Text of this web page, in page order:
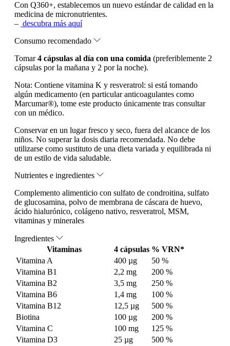
Con Q360+, establecemos un nuevo estándar de calidad en la
medicina de micronutrientes.
– descubra más aquí
Consumo recomendado
Tomar4 cápsulas al día con una comida (preferiblemente 2
cápsulas por la mañana y 2 por la noche).
Nota: Contiene vitamina K y resveratrol: si está tomando
algún medicamento (en particular anticoagulantes como
Marcumar®), tome este producto únicamente tras consultar
con un médico.
Conservar en un lugar fresco y seco, fuera del alcance de los
niños. No superar la dosis diaria recomendada. No debe
utilizarse como sustituto de una dieta variada y equilibrada ni
de un estilo de vida saludable.
Nutrientes e ingredientes
Complemento alimenticio con sulfato de condroitina, sulfato
de glucosamina, polvo de membrana de cáscara de huevo,
ácido hialurónico, colágeno nativo, resveratrol, MSM,
vitaminas y minerales
Ingredientes
Vitaminas
4 cápsulas % VRN*
Vitamina A
400 µg
50 %
Vitamina B1
2,2 mg
200 %
Vitamina B2
3,5 mg
250 %
Vitamina B6
1,4 mg
100 %
Vitamina B12
12,5 µg
500 %
Biotina
100 µg
200 %
Vitamina C
100 mg
125 %
Vitamina D3
25 µg
500 %